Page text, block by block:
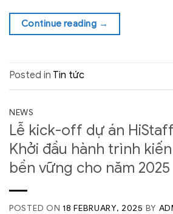
Continue reading →
Posted in Tin tức
NEWS
Lễ kick-off dự án
Khởi đầu hành trình
bền vững cho năm 2025
POSTED ON 18 FEBRUARY, 2025 BY